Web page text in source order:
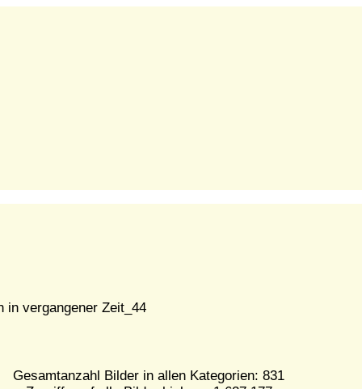
in vergangener Zeit_44
Gesamtanzahl Bilder in allen Kategorien: 831